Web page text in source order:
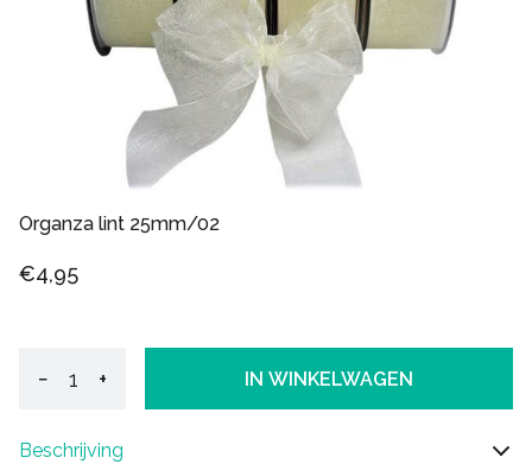
Organza lint 25mm/02
€4,95
− + IN WINKELWAGEN
Beschrijving